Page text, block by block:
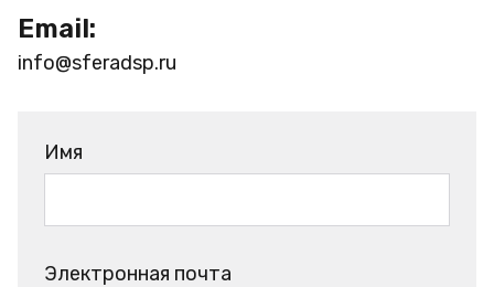
Email:
info@sferadsp.ru
Имя
Электронная почта